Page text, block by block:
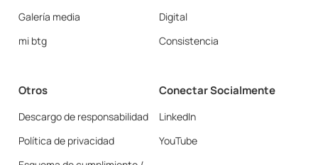
Galería media
mi btg
Digital
Consistencia
Otros
Descargo de responsabilidad
Política de privacidad
Conectar Socialmente
LinkedIn
YouTube